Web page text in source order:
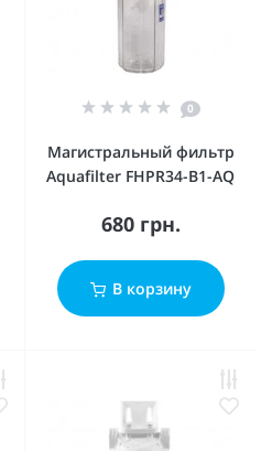
0
Магистральный фильтр
Aquafilter FHPR34-B1-AQ
680 грн.
В корзину